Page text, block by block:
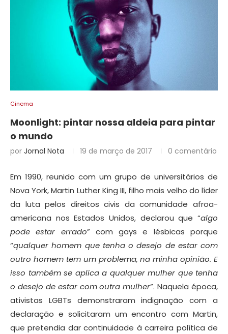
Cinema
Moonlight: pintar nossa aldeia para pintar
o mundo
por Jornal Nota 19 de março de 2017 0 comentário
Em 1990, reunido com um grupo de universitários de
Nova York, Martin Luther King III, filho mais velho do líder
da luta pelos direitos civis da comunidade afroa-
americana nos Estados Unidos, declarou que “algo
pode estar errado” com gays e lésbicas porque
“qualquer homem que tenha o desejo de estar com
outro homem tem um problema, na minha opinião. E
isso também se aplica a qualquer mulher que tenha
o desejo de estar com outra mulher”. Naquela época,
ativistas LGBTs demonstraram indignação com a
declaração e solicitaram um encontro com Martin,
que pretendia dar continuidade à carreira política de